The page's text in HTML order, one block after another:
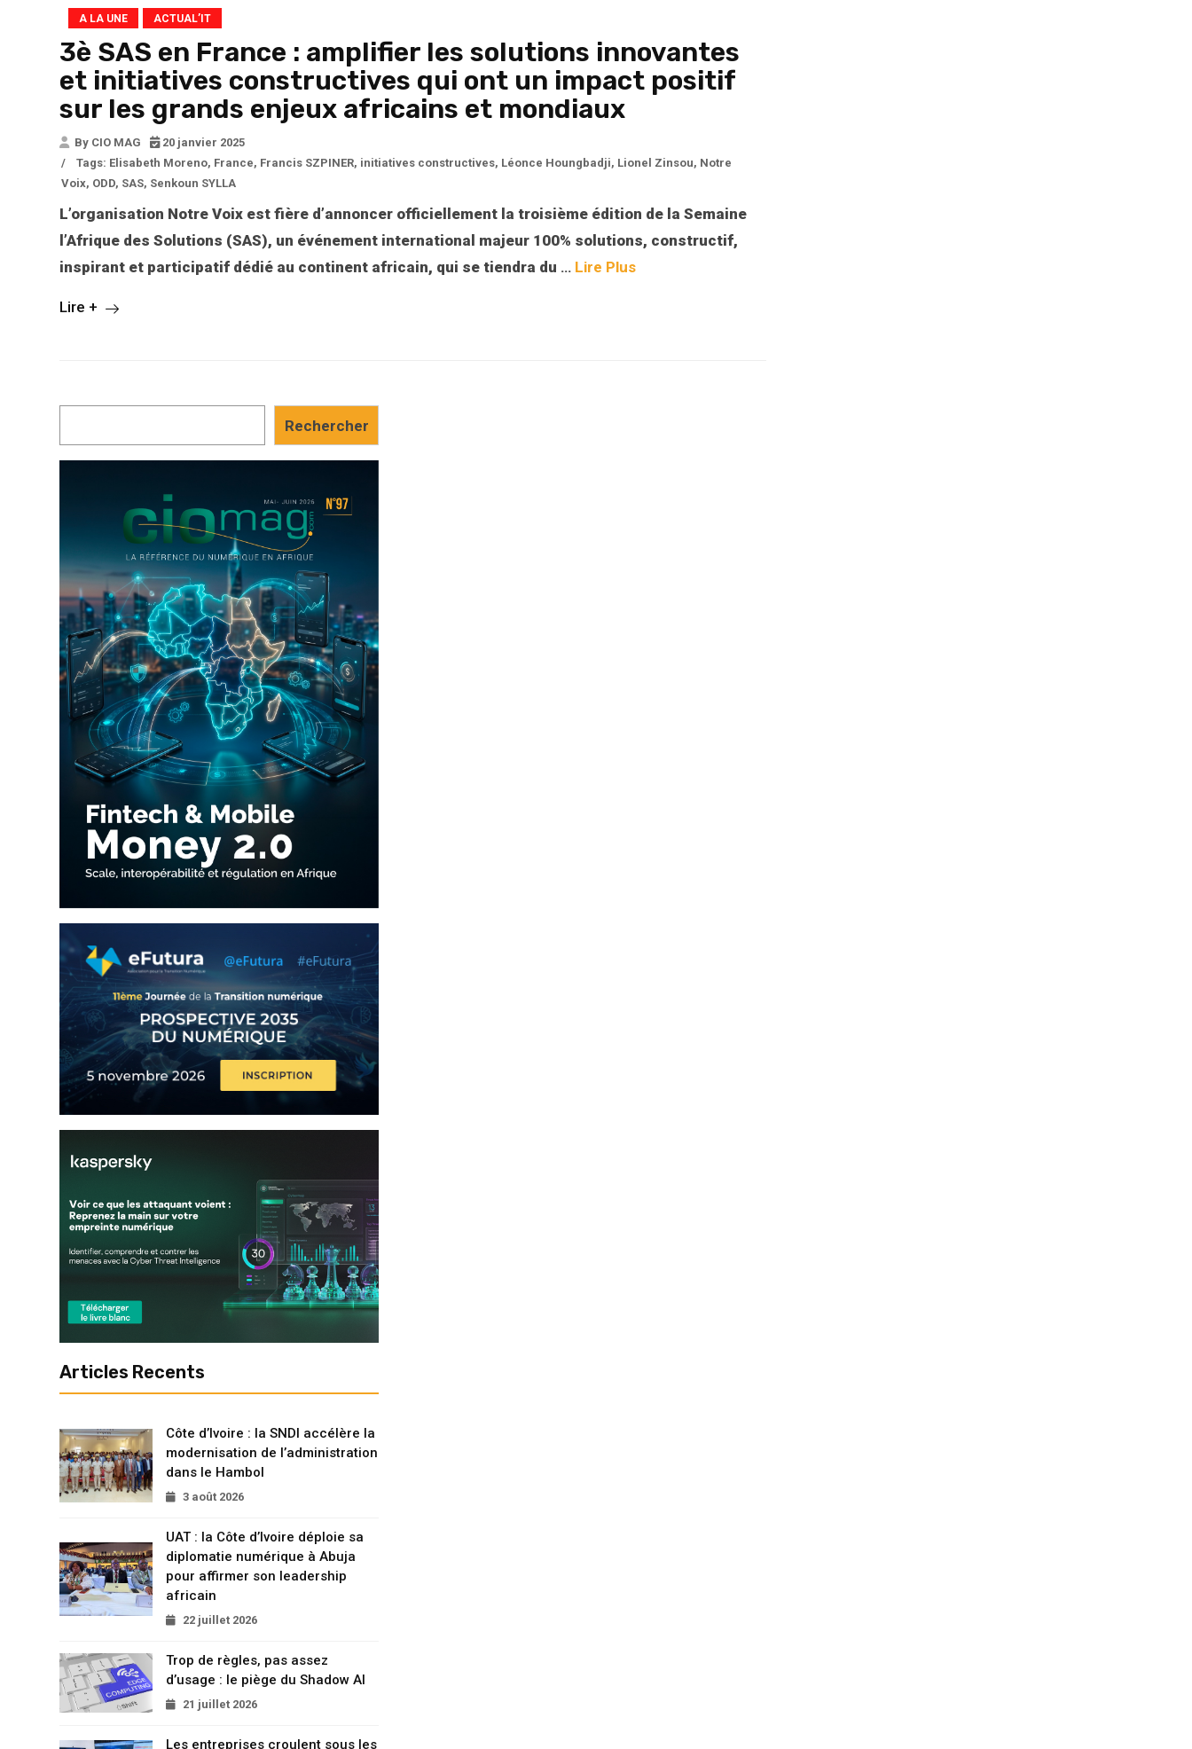
A LA UNE ACTUAL’IT
3è SAS en France : amplifier les solutions innovantes
et initiatives constructives qui ont un impact positif
sur les grands enjeux africains et mondiaux
By CIO MAG
20 janvier 2025
/
Tags: Elisabeth Moreno, France, Francis SZPINER, initiatives constructives, Léonce Houngbadji, Lionel Zinsou, Notre
Voix, ODD, SAS, Senkoun SYLLA
L’organisation Notre Voix est fière d’annoncer officiellement la troisième édition de la Semaine
l’Afrique des Solutions (SAS), un événement international majeur 100% solutions, constructif,
inspirant et participatif dédié au continent africain, qui se tiendra du … Lire Plus
Lire +
Rechercher
Articles Recents
Côte d’Ivoire : la SNDI accélère la
modernisation de l’administration
dans le Hambol
3 août 2026
UAT : la Côte d’Ivoire déploie sa
diplomatie numérique à Abuja
pour affirmer son leadership
africain
22 juillet 2026
Trop de règles, pas assez
d’usage : le piège du Shadow AI
21 juillet 2026
Les entreprises croulent sous les